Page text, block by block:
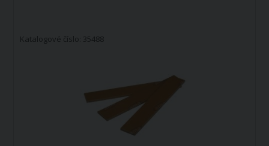
Katalogové číslo: 35488